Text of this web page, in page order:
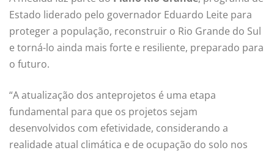
Estado liderado pelo governador Eduardo Leite para
proteger a população, reconstruir o Rio Grande do Sul
e torná-lo ainda mais forte e resiliente, preparado para
o futuro.
“A atualização dos anteprojetos é uma etapa
fundamental para que os projetos sejam
desenvolvidos com efetividade, considerando a
realidade atual climática e de ocupação do solo nos